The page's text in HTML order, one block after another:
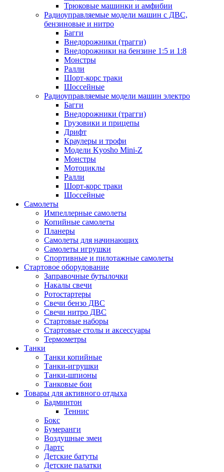
Трюковые машинки и амфибии
Радиоуправляемые модели машин с ДВС,
бензиновые и нитро
Багги
Внедорожники (трагги)
Внедорожники на бензине 1:5 и 1:8
Монстры
Ралли
Шорт-корс траки
Шоссейные
Радиоуправляемые модели машин электро
Багги
Внедорожники (трагги)
Грузовики и прицепы
Дрифт
Краулеры и трофи
Модели Kyosho Mini-Z
Монстры
Мотоциклы
Ралли
Шорт-корс траки
Шоссейные
Самолеты
Импеллерные самолеты
Копийные самолеты
Планеры
Самолеты для начинающих
Самолеты игрушки
Спортивные и пилотажные самолеты
Стартовое оборудование
Заправочные бутылочки
Накалы свечи
Ротостартеры
Свечи бензо ДВС
Свечи нитро ДВС
Стартовые наборы
Стартовые столы и аксессуары
Термометры
Танки
Танки копийные
Танки-игрушки
Танки-шпионы
Танковые бои
Товары для активного отдыха
Бадминтон
Теннис
Бокс
Бумеранги
Воздушные змеи
Дартс
Детские батуты
Детские палатки